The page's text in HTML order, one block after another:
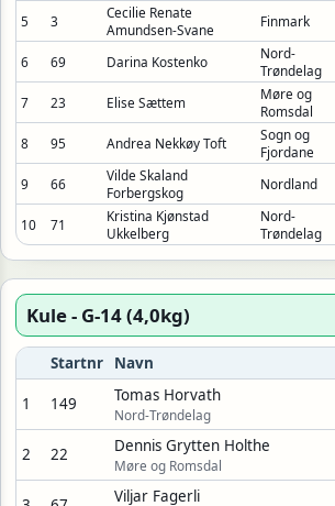
5 3
Cecilie Renate
Amundsen-Svane
Finmark
6 69 Darina Kostenko
Nord-
Trøndelag
7 23 Elise Sættem
Møre og
Romsdal
8 95 Andrea Nekkøy Toft
Sogn og
Fjordane
9 66
Vilde Skaland
Forbergskog
Nordland
10 71
Kristina Kjønstad
Ukkelberg
Nord-
Trøndelag
Kule - G-14 (4,0kg)
Startnr Navn
1 149 Tomas Horvath
Nord-Trøndelag
2 22 Dennis Grytten Holthe
Møre og Romsdal
Viljar Fagerli